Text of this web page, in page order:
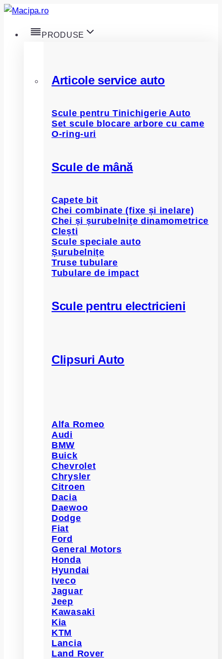
Skip
content
PRODUSE
Articole service auto
Scule pentru Tinichigerie Auto
Set scule blocare arbore cu came
O-ring-uri
Scule de mână
Capete bit
Chei combinate (fixe și inelare)
Chei și șurubelnițe dinamometrice
Clești
Scule speciale auto
Șurubelnițe
Truse tubulare
Tubulare de impact
Scule pentru electricieni
Clipsuri Auto
Alfa Romeo
Audi
BMW
Buick
Chevrolet
Chrysler
Citroen
Dacia
Daewoo
Dodge
Fiat
Ford
General Motors
Honda
Hyundai
Iveco
Jaguar
Jeep
Kawasaki
Kia
KTM
Lancia
Land Rover